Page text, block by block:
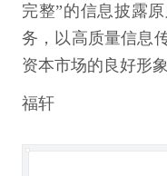
完整”的信息披露
务，以高质量信息
资本市场的良好形象
福轩